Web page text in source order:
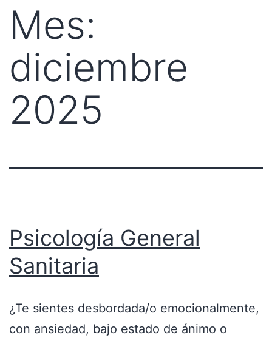
Mes:
diciembre
2025
Psicología General
Sanitaria
¿Te sientes desbordada/o emocionalmente,
con ansiedad, bajo estado de ánimo o